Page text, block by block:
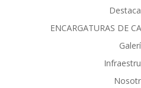
ENCARGATURAS DE